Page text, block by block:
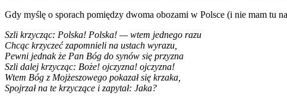
Gdy myślę o sporach pomiędzy dwoma obozami w Polsce (i nie mam tu
Szli krzycząc: Polska! Polska! — wtem jednego razu
Chcąc krzyczeć zapomnieli na ustach wyrazu,
Pewni jednak że Pan Bóg do synów się przyzna
Szli dalej krzycząc: Boże! ojczyzna! ojczyzna!
Wtem Bóg z Mojżeszowego pokazał się krzaka,
Spojrzał na te krzyczące i zapytał: Jaka?